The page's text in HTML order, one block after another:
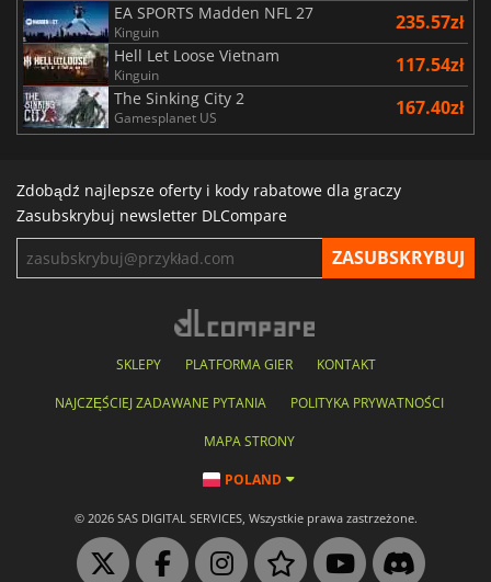
EA SPORTS Madden NFL 27
Kinguin 235.57zł
Hell Let Loose Vietnam
Kinguin 117.54zł
The Sinking City 2
Gamesplanet US 167.40zł
Zdobądź najlepsze oferty i kody rabatowe dla graczy
Zasubskrybuj newsletter DLCompare
SKLEPY PLATFORMA GIER KONTAKT
NAJCZĘŚCIEJ ZADAWANE PYTANIA POLITYKA PRYWATNOŚCI
MAPA STRONY
POLAND
© 2026 SAS DIGITAL SERVICES, Wszystkie prawa zastrzeżone.